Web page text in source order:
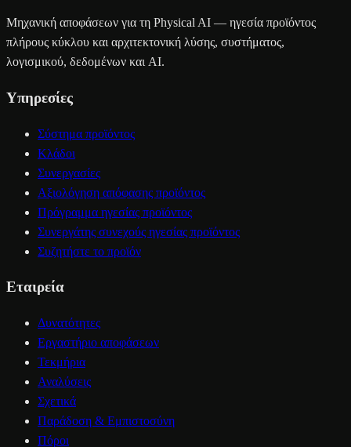
Μηχανική αποφάσεων για τη Physical AI — ηγεσία προϊόντος
πλήρους κύκλου και αρχιτεκτονική λύσης, συστήματος,
λογισμικού, δεδομένων και AI.
Υπηρεσίες
Σύστημα προϊόντος
Κλάδοι
Συνεργασίες
Αξιολόγηση απόφασης προϊόντος
Πρόγραμμα ηγεσίας προϊόντος
Συνεργάτης συνεχούς ηγεσίας προϊόντος
Συζητήστε το προϊόν
Εταιρεία
Δυνατότητες
Εργαστήριο αποφάσεων
Τεκμήρια
Αναλύσεις
Σχετικά
Παράδοση & Εμπιστοσύνη
Πόροι